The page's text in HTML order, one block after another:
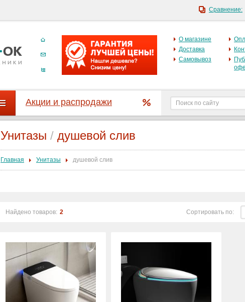
О магазине
Доставка
Самовывоз
Акции и распродажи
Унитазы / душевой слив
Главная Унитазы душевой слив
Найдено товаров: 2 Сортировать по:
Сравнение: